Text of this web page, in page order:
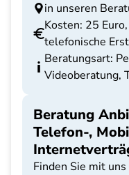
in unseren
Kosten: 25
telefonische
Beratungsart:
Videoberatung,
Beratung
Telefon-,
Finden Sie mit